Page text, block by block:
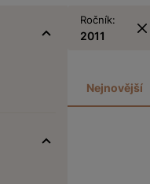
Ročník:
2011
Nejnovější